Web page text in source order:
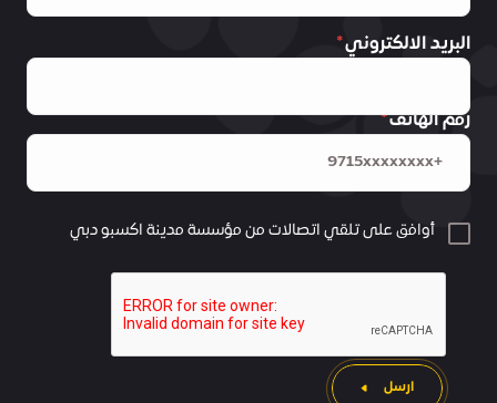
البريد الالكتروني
رقم الهاتف
أوافق على تلقي اتصالات من مؤسسة مدينة اكسبو دبي
ارسل